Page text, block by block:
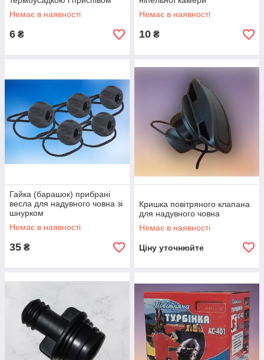
Немає в наявності
6 ₴
Немає в наявності
10 ₴
Гайка (барашок) прибрані
весла для надувного човна зі
шнурком
Немає в наявності
35 ₴
Кришка повітряного клапана
для надувного човна
Немає в наявності
Ціну уточнюйте